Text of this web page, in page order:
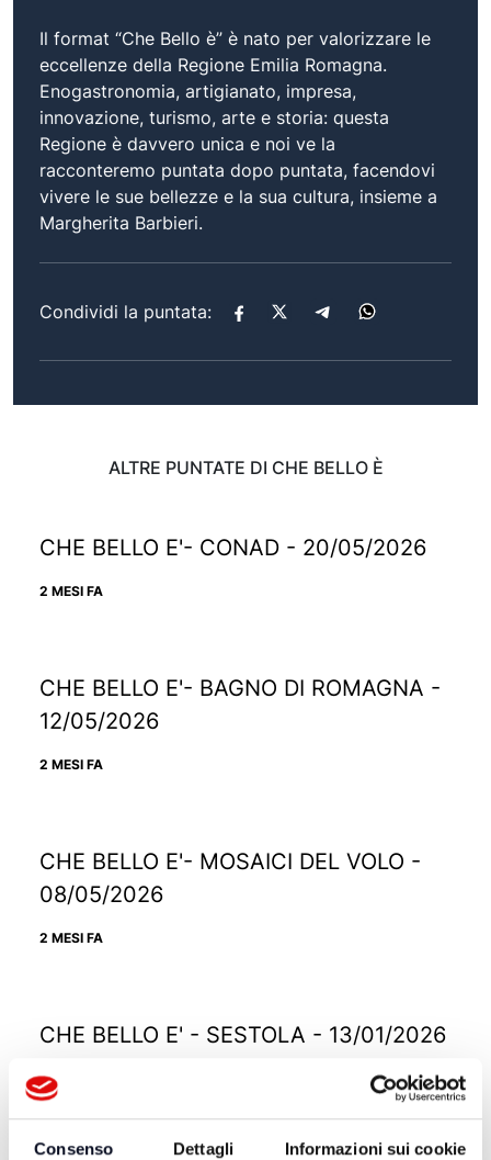
Consenso Dettagli Informazioni sui cookie
Il format “Che Bello è” è nato per valorizzare le
eccellenze della Regione Emilia Romagna.
Enogastronomia, artigianato, impresa,
innovazione, turismo, arte e storia: questa
Regione è davvero unica e noi ve la
racconteremo puntata dopo puntata, facendovi
vivere le sue bellezze e la sua cultura, insieme a
Margherita Barbieri.
Condividi la puntata:
ALTRE PUNTATE DI CHE BELLO È
CHE BELLO E'- CONAD - 20/05/2026
2 MESI FA
CHE BELLO E'- BAGNO DI ROMAGNA -
12/05/2026
2 MESI FA
CHE BELLO E'- MOSAICI DEL VOLO -
08/05/2026
2 MESI FA
CHE BELLO E' - SESTOLA - 13/01/2026
6 MESI FA